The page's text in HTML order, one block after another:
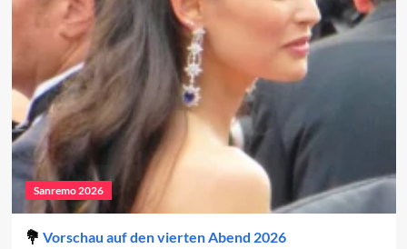
in
den
Charts
(Woche
1)
Sanremo 2026
Vorschau auf den vierten Abend 2026